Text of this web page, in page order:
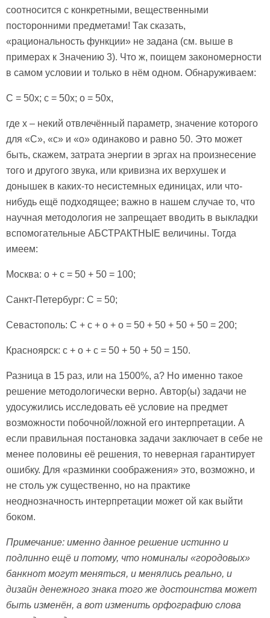
соотносится с конкретными, вещественными
посторонними предметами! Так сказать,
«рациональность функции» не задана (см. выше в
примерах к Значению 3). Что ж, поищем закономерности
в самом условии и только в нём одном. Обнаруживаем:
С = 50х; с = 50х; о = 50х,
где х – некий отвлечённый параметр, значение которого
для «С», «с» и «о» одинаково и равно 50. Это может
быть, скажем, затрата энергии в эргах на произнесение
того и другого звука, или кривизна их верхушек и
донышек в каких-то несистемных единицах, или что-
нибудь ещё подходящее; важно в нашем случае то, что
научная методология не запрещает вводить в выкладки
вспомогательные АБСТРАКТНЫЕ величины. Тогда
имеем:
Москва: о + с = 50 + 50 = 100;
Санкт-Петербург: С = 50;
Севастополь: С + с + о + о = 50 + 50 + 50 + 50 = 200;
Красноярск: с + о + с = 50 + 50 + 50 = 150.
Разница в 15 раз, или на 1500%, а? Но именно такое
решение методологически верно. Автор(ы) задачи не
удосужились исследовать её условие на предмет
возможности побочной/ложной его интерпретации. А
если правильная постановка задачи заключает в себе не
менее половины её решения, то неверная гарантирует
ошибку. Для «разминки соображения» это, возможно, и
не столь уж существенно, но на практике
неоднозначность интерпретации может ой как выйти
боком.
Примечание: именно данное решение истинно и
подлинно ещё и потому, что номиналы «городовых»
банкнот могут меняться, и менялись реально, и
дизайн денежного знака того же достоинства может
быть изменён, а вот изменить орфографию слова